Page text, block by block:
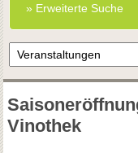
» Erweiterte Suche
Vinothek